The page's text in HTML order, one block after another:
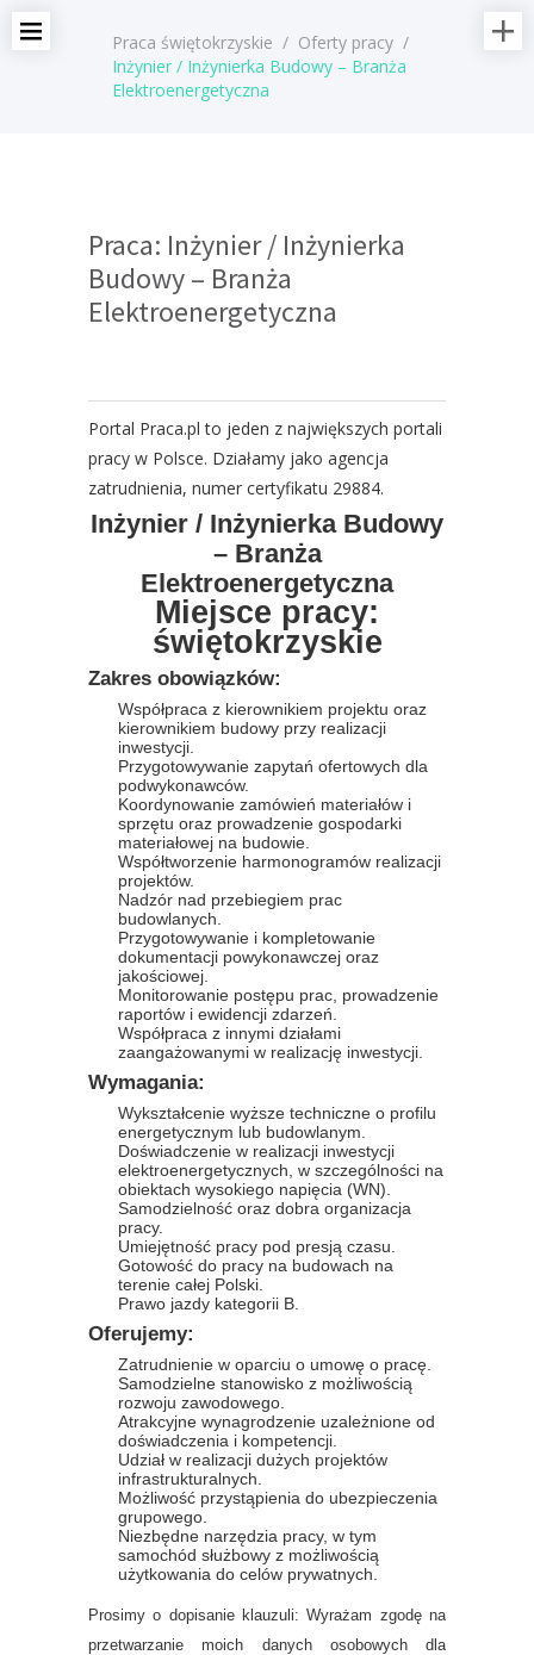
Praca świętokrzyskie / Oferty pracy /
Inżynier / Inżynierka Budowy – Branża
Elektroenergetyczna
Praca: Inżynier / Inżynierka
Budowy – Branża
Elektroenergetyczna
Portal Praca.pl to jeden z największych portali
pracy w Polsce. Działamy jako agencja
zatrudnienia, numer certyfikatu 29884.
Inżynier / Inżynierka Budowy
– Branża
Elektroenergetyczna
Miejsce pracy:
świętokrzyskie
Zakres obowiązków:
Współpraca z kierownikiem projektu oraz
kierownikiem budowy przy realizacji
inwestycji.
Przygotowywanie zapytań ofertowych dla
podwykonawców.
Koordynowanie zamówień materiałów i
sprzętu oraz prowadzenie gospodarki
materiałowej na budowie.
Współtworzenie harmonogramów realizacji
projektów.
Nadzór nad przebiegiem prac
budowlanych.
Przygotowywanie i kompletowanie
dokumentacji powykonawczej oraz
jakościowej.
Monitorowanie postępu prac, prowadzenie
raportów i ewidencji zdarzeń.
Współpraca z innymi działami
zaangażowanymi w realizację inwestycji.
Wymagania:
Wykształcenie wyższe techniczne o profilu
energetycznym lub budowlanym.
Doświadczenie w realizacji inwestycji
elektroenergetycznych, w szczególności na
obiektach wysokiego napięcia (WN).
Samodzielność oraz dobra organizacja
pracy.
Umiejętność pracy pod presją czasu.
Gotowość do pracy na budowach na
terenie całej Polski.
Prawo jazdy kategorii B.
Oferujemy:
Zatrudnienie w oparciu o umowę o pracę.
Samodzielne stanowisko z możliwością
rozwoju zawodowego.
Atrakcyjne wynagrodzenie uzależnione od
doświadczenia i kompetencji.
Udział w realizacji dużych projektów
infrastrukturalnych.
Możliwość przystąpienia do ubezpieczenia
grupowego.
Niezbędne narzędzia pracy, w tym
samochód służbowy z możliwością
użytkowania do celów prywatnych.
Prosimy o dopisanie klauzuli: Wyrażam zgodę na
przetwarzanie moich danych osobowych dla